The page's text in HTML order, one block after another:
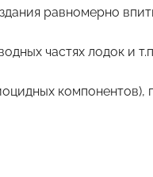
равномерно
частях лодок и
компонентов),